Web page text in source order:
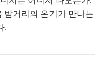
밤거리의 온기가 만나는
.